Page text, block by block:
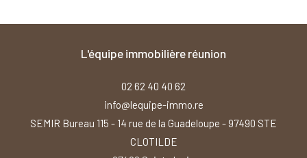
l'équipe immobilière réunion
02 62 40 40 62
info@lequipe-immo.re
SEMIR Bureau 115 - 14 rue de la Guadeloupe - 97490 STE
CLOTILDE